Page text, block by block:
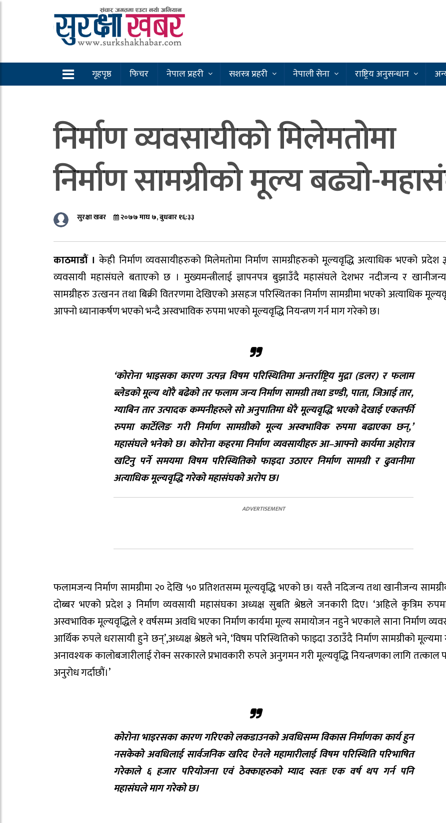
गृहपृष्ठ फिचर नेपाल प्रहरी सशस्त्र प्रहरी नेपाली सेना राष्ट्रिय अनुसन्धान
निर्माण व्यवसायीको मिलेमतोमा
निर्माण सामग्रीको मूल्य बढ्यो-
सुरक्षा खबर २०७७ माघ ७, बुधबार १६:३३
काठमाडौं । केही निर्माण व्यवसायीहरुको मिलेमतोमा निर्माण सामग्रीहरुको मूल्यवृद्धि अत्याधिक भएको प्रदेश
व्यवसायी महासंघले बताएको छ । मुख्यमन्त्रीलाई ज्ञापनपत्र बुझाउँदै महासंघले देशभर नदीजन्य र खानीजन्य
सामग्रीहरु उत्खनन तथा बिक्री वितरणमा देखिएको असहज परिस्थितका निर्माण सामग्रीमा भएको अत्याधिक
आफ्नो ध्यानाकर्षण भएको भन्दै अस्वभाविक रुपमा भएको मूल्यवृद्धि नियन्त्रण गर्न माग गरेको छ।
‘कोरोना भाइसका कारण उत्पन्न विषम परिस्थितिमा अन्तर्राष्ट्रिय मुद्रा (डलर) र फलाम
ब्लेडको मूल्य थोरै बढेको तर फलाम जन्य निर्माण सामग्री तथा डण्डी, पाता, जिआई तार,
ग्याबिन तार उत्पादक कम्पनीहरुले सो अनुपातिमा धेरै मूल्यवृद्धि भएको देखाई एकतर्फी
रुपमा कार्टेलिङ गरी निर्माण सामग्रीको मूल्य अस्वभाविक रुपमा बढाएका छन्,’
महासंघले भनेको छ। कोरोना कहरमा निर्माण व्यवसायीहरु आ–आफ्नो कार्यमा अहोरात्र
खटिनु पर्ने समयमा विषम परिस्थितिको फाइदा उठाएर निर्माण सामग्री र ढुवानीमा
अत्याधिक मूल्यवृद्धि गरेको महासंघको अरोप छ।
फलामजन्य निर्माण सामग्रीमा २० देखि ५० प्रतिशतसम्म मूल्यवृद्धि भएको छ। यस्तै नदिजन्य तथा खानीजन्य
दोब्बर भएको प्रदेश ३ निर्माण व्यवसायी महासंघका अध्यक्ष सुबति श्रेष्ठले जनकारी दिए। ‘अहिले कृत्रिम
अस्वभाविक मूल्यवृद्धिले १ वर्षसम्म अवधि भएका निर्माण कार्यमा मूल्य समायोजन नहुने भएकाले साना निर्माण
आर्थिक रुपले धरासायी हुने छन्’,अध्यक्ष श्रेष्ठले भने, ‘विषम परिस्थितिको फाइदा उठाउँदै निर्माण सामग्रीको
अनावश्यक कालोबजारीलाई रोक्न सरकारले प्रभावकारी रुपले अनुगमन गरी मूल्यवृद्धि नियन्त्रणका लागि तत्काल
अनुरोध गर्दाछौं।’
कोरोना भाइरसका कारण गरिएको लकडाउनको अवधिसम्म विकास निर्माणका कार्य हुन
नसकेको अवधिलाई सार्वजनिक खरिद ऐनले महामारीलाई विषम परिस्थिति परिभाषित
गरेकाले ६ हजार परियोजना एवं ठेक्काहरुको म्याद स्वतः एक वर्ष थप गर्न पनि
महासंघले माग गरेको छ।